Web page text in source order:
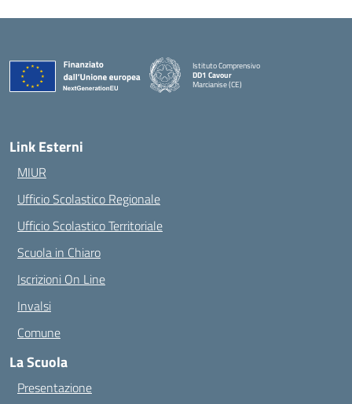
Istituto Comprensivo
DD1 Cavour
Marcianise (CE)
Link Esterni
MIUR
Ufficio Scolastico Regionale
Ufficio Scolastico Territoriale
Scuola in Chiaro
Iscrizioni On Line
Invalsi
Comune
La Scuola
Presentazione